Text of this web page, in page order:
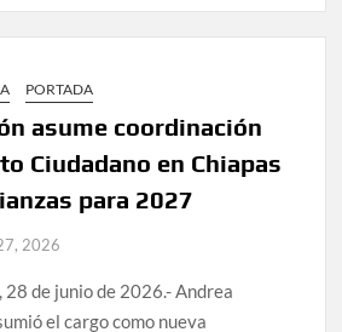
PORTADA
asume coordinación
Ciudadano en Chiapas
para 2027
2026
de junio de 2026.- Andrea
el cargo como nueva